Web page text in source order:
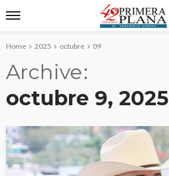
Home 2025 octubre 09
Archive
octubre 9, 2025